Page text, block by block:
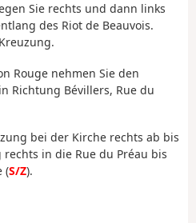
Sie rechts und dann links
des Riot de Beauvois.
Rouge nehmen Sie den
Richtung Bévillers, Rue du
bei der Kirche rechts ab bis
in die Rue du Préau bis
(S/Z).